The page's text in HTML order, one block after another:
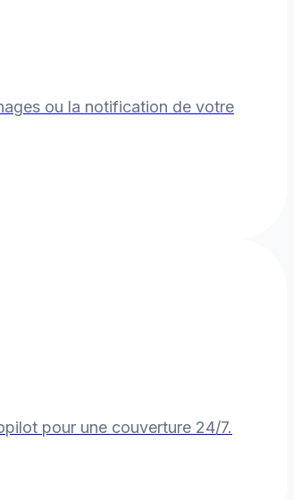
ou la notification de votre
pour une couverture 24/7.